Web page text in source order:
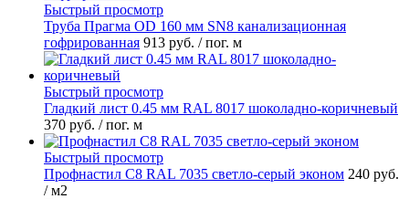
Быстрый просмотр
Труба Прагма OD 160 мм SN8 канализационная
гофрированная 913 руб. / пог. м
Быстрый просмотр
Гладкий лист 0.45 мм RAL 8017 шоколадно-коричневый
370 руб. / пог. м
Быстрый просмотр
Профнастил С8 RAL 7035 светло-серый эконом 240 руб.
/ м2